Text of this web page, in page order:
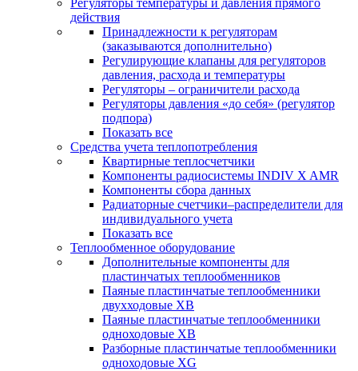
Регуляторы температуры и давления прямого
действия
Принадлежности к регуляторам
(заказываются дополнительно)
Регулирующие клапаны для регуляторов
давления, расхода и температуры
Регуляторы – ограничители расхода
Регуляторы давления «до себя» (регулятор
подпора)
Показать все
Средства учета теплопотребления
Квартирные теплосчетчики
Компоненты радиосистемы INDIV X AMR
Компоненты сбора данных
Радиаторные счетчики–распределители для
индивидуального учета
Показать все
Теплообменное оборудование
Дополнительные компоненты для
пластинчатых теплообменников
Паяные пластинчатые теплообменники
двухходовые XB
Паяные пластинчатые теплообменники
одноходовые ХВ
Разборные пластинчатые теплообменники
одноходовые ХG